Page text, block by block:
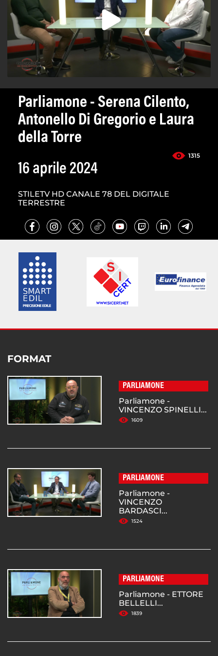
Parliamone - Serena Cilento,
Antonello Di Gregorio e Laura
della Torre
1315
16 aprile 2024
STILETV HD CANALE 78 DEL DIGITALE
TERRESTRE
FORMAT
PARLIAMONE
Parliamone -
VINCENZO SPINELLI...
1609
PARLIAMONE
Parliamone -
VINCENZO
BARDASCI...
1524
PARLIAMONE
Parliamone - ETTORE
BELLELLI...
1839